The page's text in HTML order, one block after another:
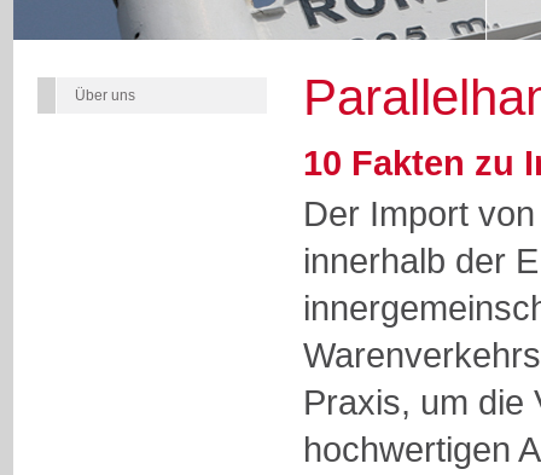
Über uns
10 Fakten zu
Der Import
innerhalb der
Praxis, um die
hochwertigen